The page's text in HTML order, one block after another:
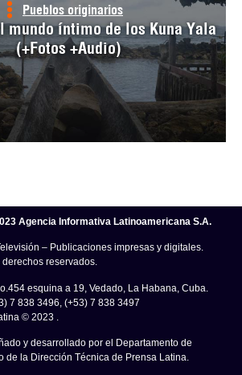
Pueblos originarios
mundo íntimo de los Kuna Yala
(+Fotos +Audio)
Agencia Informativa Latinoamericana S.A.
– Publicaciones impresas y digitales.
derechos reservados.
esquina a 19, Vedado, La Habana, Cuba.
7 838 3496, (+53) 7 838 3497
© 2023 .
y desarrollado por el Departamento de
de la Dirección Técnica de Prensa Latina.